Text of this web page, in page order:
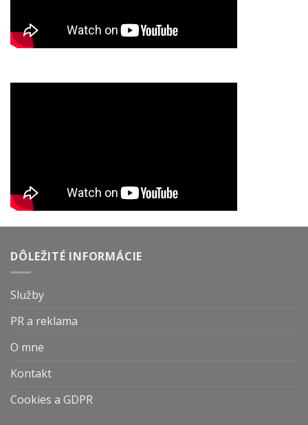
DÔLEŽITÉ INFORMÁCIE
Služby
PR a reklama
O mne
Kontakt
Cookies a GDPR